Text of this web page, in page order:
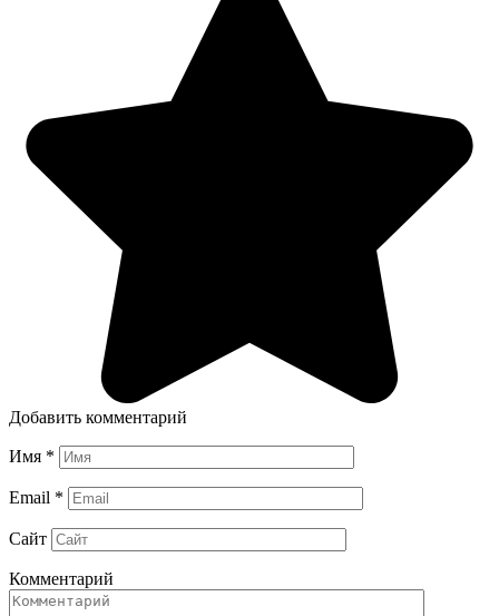
Добавить комментарий
Имя *
Email *
Сайт
Комментарий